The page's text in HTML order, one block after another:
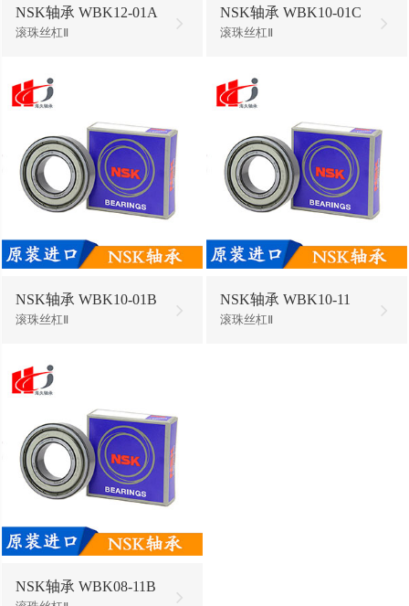
NSK轴承 WBK12-01A
滚珠丝杠Ⅱ
NSK轴承 WBK10-01C
滚珠丝杠Ⅱ
NSK轴承 WBK10-01B
滚珠丝杠Ⅱ
NSK轴承 WBK10-11
滚珠丝杠Ⅱ
NSK轴承 WBK08-11B